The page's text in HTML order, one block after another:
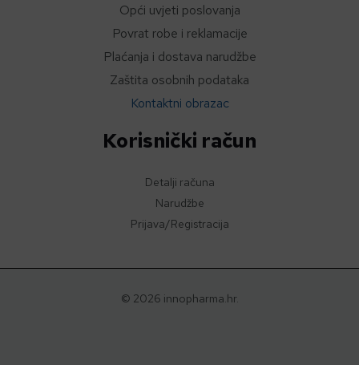
Opći uvjeti poslovanja
Povrat robe i reklamacije
Plaćanja i dostava narudžbe
Zaštita osobnih podataka
Kontaktni obrazac
Korisnički račun
Detalji računa
Narudžbe
Prijava/Registracija
© 2026 innopharma.hr.